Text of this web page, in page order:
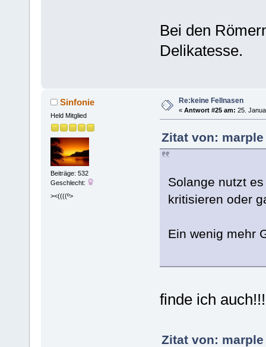
Bei den
Delikatesse.
Sinfonie
Held Mitglied
Beiträge: 532
Geschlecht:
><((((º>
Re:keine Fellnasen
« Antwort #25 am: 25.
Zitat von: marple
Solange nutzt
kritisieren oder
Ein wenig mehr
finde ich auch!!!
Zitat von: marple